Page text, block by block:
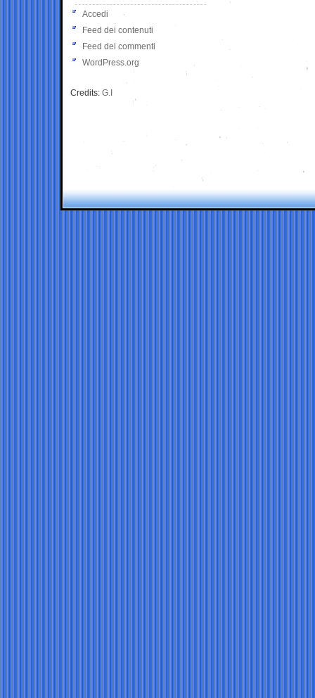
Accedi
Feed dei contenuti
Feed dei commenti
WordPress.org
Credits: G.I